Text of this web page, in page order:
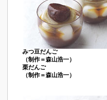
みつ豆だんご
（制作＝森山浩一）
栗だんご
（制作＝森山浩一）